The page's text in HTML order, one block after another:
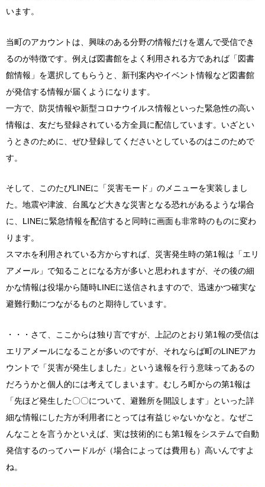
います。
当町のアカウントは、興味のある分野の情報だけを選んで受信でき
るのが特徴です。例えば図書館をよく利用される方であれば「図書
館情報」を選択してもらうと、新刊案内やイベント情報など図書館
が発信する情報が届くようになります。
一方で、防災情報や新型コロナウイルス情報といった緊急性の高い
情報は、友だち登録されている方全員に配信しています。いざとい
うときのために、ぜひ登録してくださいとしているのはこのためで
す。
そして、このたびLINEに「災害モード」のメニューを実装しまし
た。地震や津波、台風など大きな災害となる恐れがあるような場合
に、LINEに緊急情報を配信すると同時に画面も非常時のものに変わ
ります。
スマホを利用されている方からすれば、災害発生時の第1報は「エリ
アメール」で知ることになる方が多いと思われますが、その後の細
かな情報は役場から随時LINEに送信されますので、迅速かつ確実な
避難行動につながるものと期待しています。
・・・さて、ここからは独り言ですが、上記のとおり第1報の受信は
エリアメールになることが多いのですが、それならば町のLINEアカ
ウントで「災害が発生しました」という速報を行う意味ってあるの
だろうかと個人的には考えてしまいます。むしろ町からの第1報は
「先ほど発生した〇〇について、避難所を開設します」といった詳
細な情報にした方が利用者にとっては有益じゃないかなと。なぜこ
んなことを言うかといえば、実は技術的にも第1報をシステムで自動
発信するのってハードルが（場合によっては費用も）高いんですよ
ね。